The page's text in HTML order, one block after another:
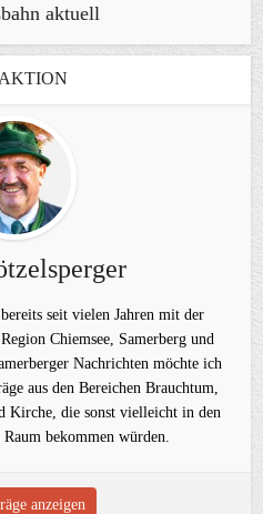
aktuell
seit vielen Jahren mit der
Chiemsee, Samerberg und
Nachrichten möchte ich
aus den Bereichen Brauchtum,
Kirche, die sonst vielleicht in den
bekommen würden.
anzeigen